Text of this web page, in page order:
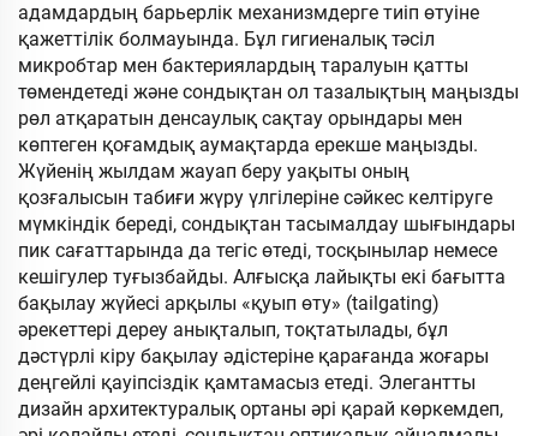
адамдардың барьерлік механизмдерге тиіп өтуіне
қажеттілік болмауында. Бұл гигиеналық тәсіл
микробтар мен бактериялардың таралуын қатты
төмендетеді және сондықтан ол тазалықтың маңызды
рөл атқаратын денсаулық сақтау орындары мен
көптеген қоғамдық аумақтарда ерекше маңызды.
Жүйенің жылдам жауап беру уақыты оның
қозғалысын табиғи жүру үлгілеріне сәйкес келтіруге
мүмкіндік береді, сондықтан тасымалдау шығындары
пик сағаттарында да тегіс өтеді, тосқынылар немесе
кешігулер туғызбайды. Алғысқа лайықты екі бағытта
бақылау жүйесі арқылы «қуып өту» (tailgating)
әрекеттері дереу анықталып, тоқтатылады, бұл
дәстүрлі кіру бақылау әдістеріне қарағанда жоғары
деңгейлі қауіпсіздік қамтамасыз етеді. Элегантты
дизайн архитектуралық ортаны әрі қарай көркемдеп,